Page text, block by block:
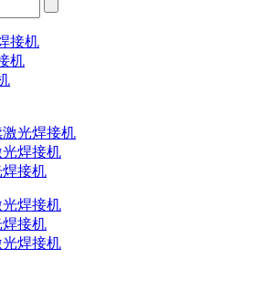
接机
机
光焊接机
焊接机
接机
焊接机
接机
光焊接机